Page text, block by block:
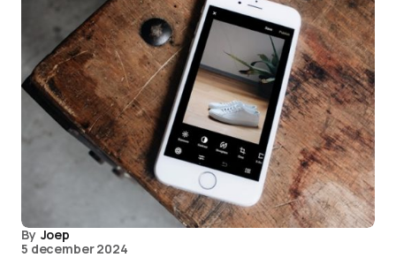
By Joep
5 december 2024